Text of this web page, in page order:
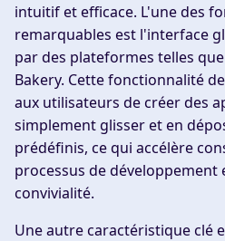
intuitif et efficace. L'une des
remarquables est l'interface
par des plateformes telles
Bakery. Cette fonctionnalité
aux utilisateurs de créer des
simplement glisser et en
prédéfinis, ce qui accélère
processus de développement
convivialité.
Une autre caractéristique clé